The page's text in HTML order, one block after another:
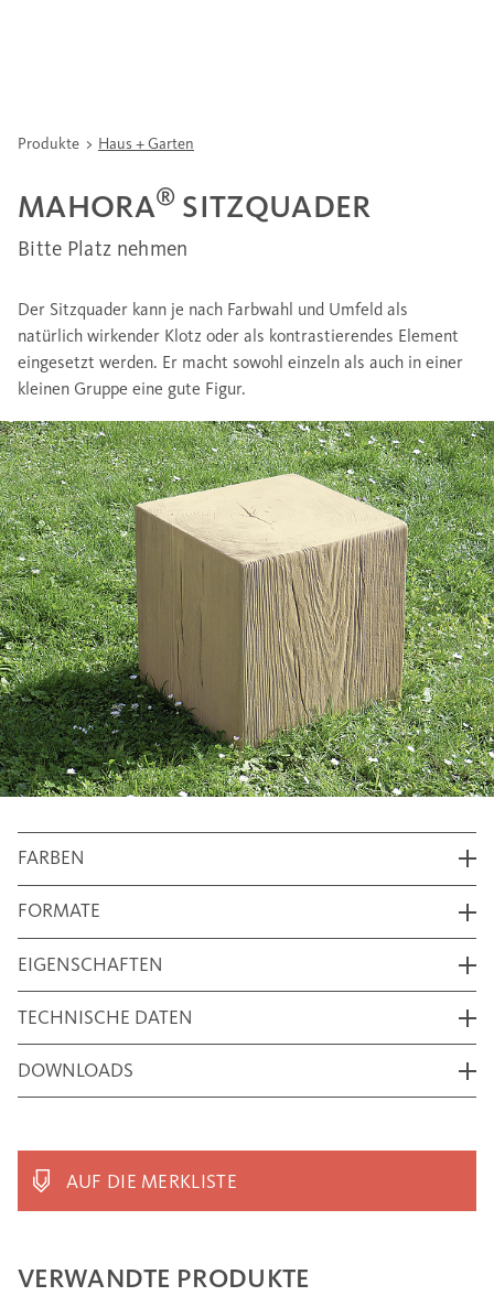
Produkte Haus + Garten
MAHORA® SITZQUADER
Bitte Platz nehmen
Der Sitzquader kann je nach Farbwahl und Umfeld als
natürlich wirkender Klotz oder als kontrastierendes Element
eingesetzt werden. Er macht sowohl einzeln als auch in einer
kleinen Gruppe eine gute Figur.
FARBEN
FORMATE
EIGENSCHAFTEN
TECHNISCHE DATEN
DOWNLOADS
AUF DIE MERKLISTE
VERWANDTE PRODUKTE